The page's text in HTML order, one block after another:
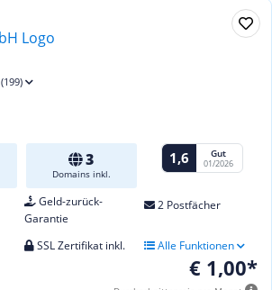
(199)
3
Domains inkl.
1,6 Gut
01/2026
Geld-zurück-
Garantie
2 Postfächer
SSL Zertifikat inkl. Alle Funktionen
€ 1,00*